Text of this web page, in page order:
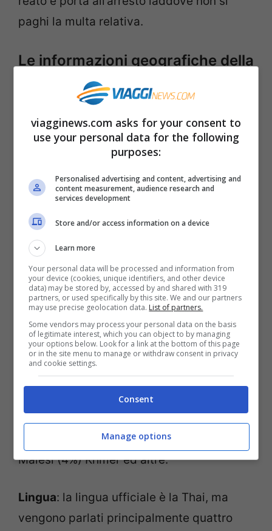
paghi la multa relativa.
Le informazioni geografiche della
Thailandia
Confini della Thailandia
settentrionale confina a Nord e ad Ovest
con il Myanmar (attuale denominazione
della Birmania), ad Est con il Laos e la
Cambogia e si affaccia sul golfo del Siam.
La parte centrale della Thailandia si
allunga tra il Mar delle Andamane ed il
Golfo di Thailandia ed infine l’estremo sud
confina con la Malesia.
Territorio
: la Thailandia si estende su una
superficie di ca. 520.000 kmq. pari
all’incirca alla grandezza della Francia.
Popolazione thailandese
Thai (85%), con minoranze cinesi (8%),
Malesi (4%) Khmer ed altre.
Lingua: la lingua ufficiale è la Thai, ma
vengono parlati principalmente quattro
viagginews.com asks for your consent to
use your personal data for the following
purposes:
Personalised advertising and content, advertising and
content measurement, audience research and
services development
Store and/or access information on a device
Learn more
Your personal data will be processed and information from
your device (cookies, unique identifiers, and other device
data) may be stored by, accessed by and shared with 319
partners, or used specifically by this site. We and our partners
may use precise geolocation data. List of partners.
Some vendors may process your personal data on the basis
of legitimate interest, which you can object to by managing
your options below. Look for a link at the bottom of this page
or in the site menu to manage or withdraw consent in privacy
and cookie settings.
Consent
Manage options